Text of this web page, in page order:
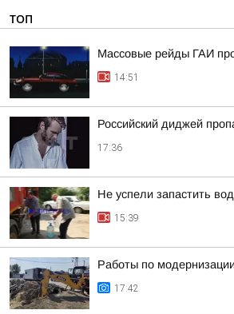
ТОП
Массовые рейды ГАИ
14:51
Российский диджей
17:36
Не успели запастить
15:39
Работы по
17:42